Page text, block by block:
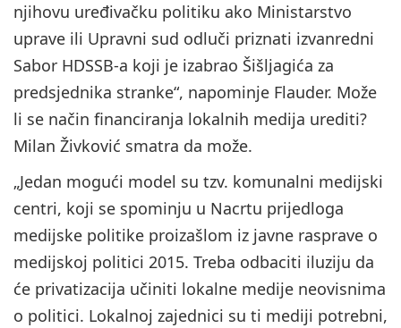
njihovu uređivačku politiku ako Ministarstvo
uprave ili Upravni sud odluči priznati izvanredni
Sabor HDSSB-a koji je izabrao Šišljagića za
predsjednika stranke“, napominje Flauder. Može
li se način financiranja lokalnih medija urediti?
Milan Živković smatra da može.
„Jedan mogući model su tzv. komunalni medijski
centri, koji se spominju u Nacrtu prijedloga
medijske politike proizašlom iz javne rasprave o
medijskoj politici 2015. Treba odbaciti iluziju da
će privatizacija učiniti lokalne medije neovisnima
o politici. Lokalnoj zajednici su ti mediji potrebni,